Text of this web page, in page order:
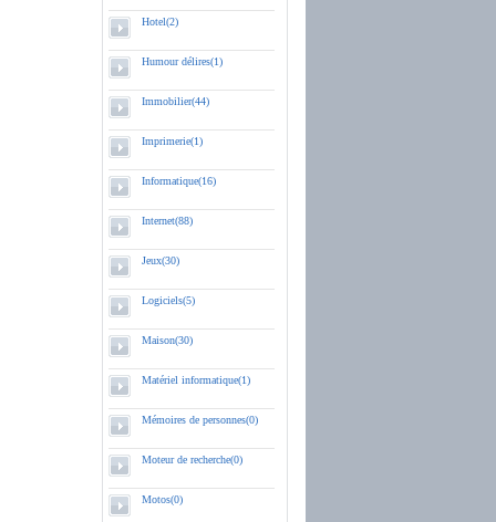
Hotel(2)
Humour délires(1)
Immobilier(44)
Imprimerie(1)
Informatique(16)
Internet(88)
Jeux(30)
Logiciels(5)
Maison(30)
Matériel informatique(1)
Mémoires de personnes(0)
Moteur de recherche(0)
Motos(0)